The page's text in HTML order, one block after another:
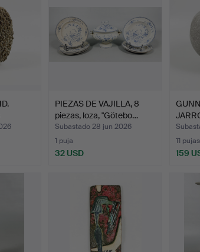
PIEZAS DE VAJILLA, 8
piezas, loza, "Götebo…
Subastado 28 jun 2026
1 puja
32 USD
ALP,…
11 pujas
159